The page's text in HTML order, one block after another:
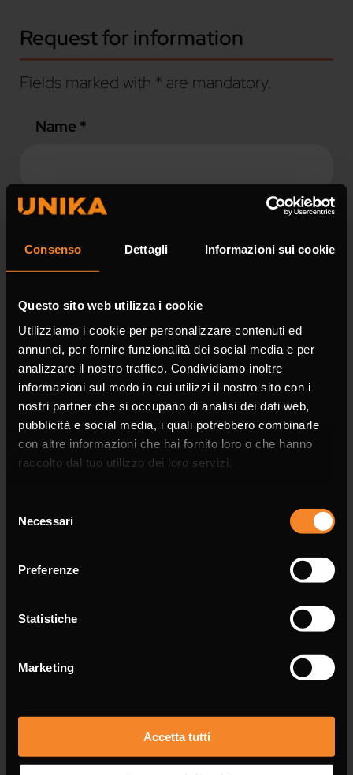
Consenso Dettagli Informazioni sui cookie
Questo sito web utilizza i cookie
Utilizziamo i cookie per personalizzare contenuti ed
annunci, per fornire funzionalità dei social media e per
analizzare il nostro traffico. Condividiamo inoltre
informazioni sul modo in cui utilizzi il nostro sito con i
nostri partner che si occupano di analisi dei dati web,
pubblicità e social media, i quali potrebbero combinarle
con altre informazioni che hai fornito loro o che hanno
raccolto dal tuo utilizzo dei loro servizi.
delNecessari
Preferenze
Statistiche
Marketing
Accetta tutti
Request for information
Fields marked with * are mandatory.
Name *
Company
Phone
Message *